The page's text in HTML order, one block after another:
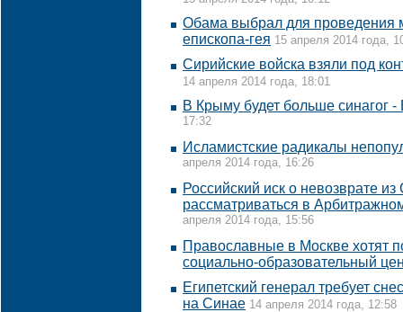
Обама выбрал для проведения
епископа-гея 15 апреля 2014 года,
Сирийские войска взяли под
14 апреля 2014 года, 18:01
В Крыму будет больше синагог -
17:32
Исламистские радикалы
апреля 2014 года, 16:26
Российский иск о невозврате
рассматриваться в
апреля 2014 года, 15:56
Православные в Москве хотят
социально-образовательный
Египетский генерал требует
на Синае 14 апреля 2014 года, 12:58